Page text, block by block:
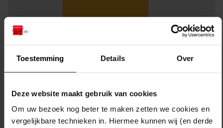
Toestemming Details Over
Deze website maakt gebruik van cookies
Om uw bezoek nog beter te maken zetten we cookies en
vergelijkbare technieken in. Hiermee kunnen wij (en derde